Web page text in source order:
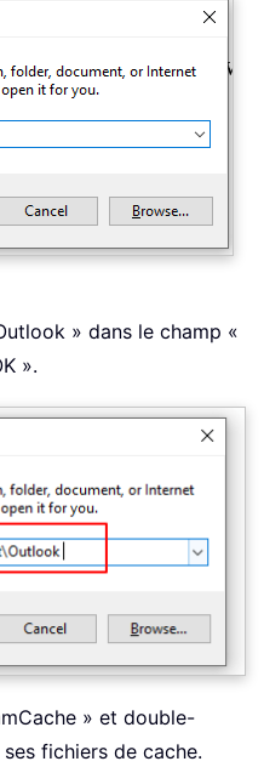
» dans le champ «
».
» et double-
fichiers de cache.